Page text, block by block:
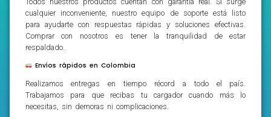
cualquier inconveniente, nuestro equipo de soporte está listo
para ayudarte con respuestas rápidas y soluciones efectivas.
Comprar con nosotros es tener la tranquilidad de estar
respaldado.
Envíos rápidos en Colombia
Realizamos entregas en tiempo récord a todo el país.
Trabajamos para que recibas tu cargador cuando más lo
necesitas, sin demoras ni complicaciones.